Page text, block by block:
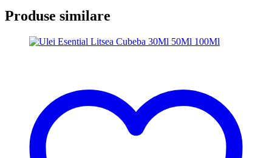
Produse similare